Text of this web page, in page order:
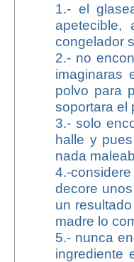
1.- el
congelador
2.- no
imaginaras
polvo para
soportara el
3.- solo
halle y
nada
4.-
decore
un
madre lo
5.- nunca
ingrediente